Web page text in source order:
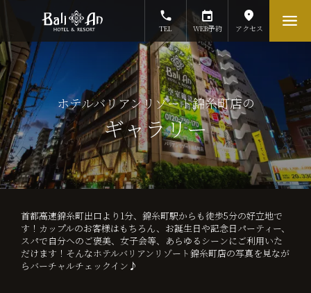
TEL WEB予約 アクセス
ホテルバリアンリゾート錦糸町店の
ギャラリー
首都高速錦糸町出口より1分、錦糸町駅からも徒歩5分の好立地で
す！カップルのお客様はもちろん、お誕生日や記念日パーティー、
スパで自分へのご褒美、女子会等、あらゆるシーンにご利用いた
だけます！そんなホテルバリアンリゾート錦糸町店の写真を見なが
らバーチャルチェックイン♪